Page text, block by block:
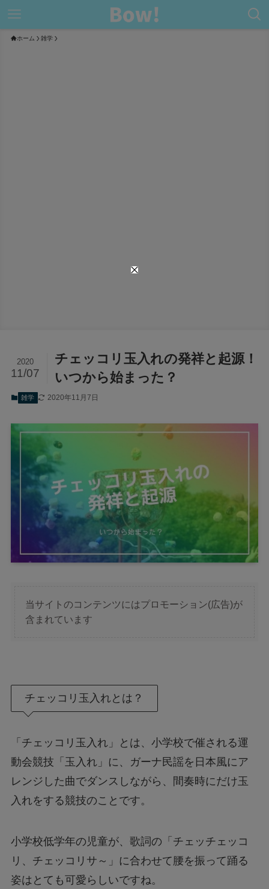
ホーム 雑学
チェッコリ玉入れの発祥と起源！
いつから始まった？
2020
11/07
雑学 2020年11月7日
当サイトのコンテンツにはプロモーション(広告)が
含まれています
チェッコリ玉入れとは？
「チェッコリ玉入れ」とは、小学校で催される運
動会競技「玉入れ」に、ガーナ民謡を日本風にア
レンジした曲でダンスしながら、間奏時にだけ玉
入れをする競技のことです。
小学校低学年の児童が、歌詞の「チェッチェッコ
リ、チェッコリサ～」に合わせて腰を振って踊る
姿はとても可愛らしいですね。